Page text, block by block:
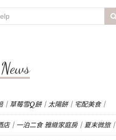
｜草莓雪Q餅｜太陽餅｜宅配美食｜
店｜一泊二食 雅緻家庭房｜夏末微旅｜